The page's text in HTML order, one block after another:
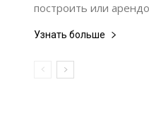
построить или
Узнать больше